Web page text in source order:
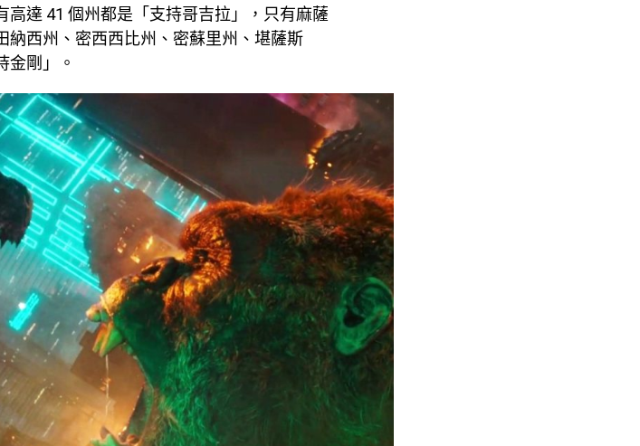
達 41 個州都是「支持哥吉拉」，只有麻薩
納西州、密西西比州、密蘇里州、堪薩斯
金剛」。